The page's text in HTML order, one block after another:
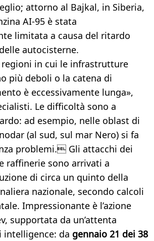
attorno al Bajkal, in Siberia,
AI-95 è stata
limitata a causa del ritardo
autocisterne.
regioni in cui le infrastrutture
più deboli o la catena di
è eccessivamente lunga»,
Le difficoltà sono a
ad esempio, nelle oblast di
(al sud, sul mar Nero) si fa
problemi. Gli attacchi dei
raffinerie sono arrivati a
di circa un quinto della
nazionale, secondo calcoli
Impressionante è l’azione
supportata da un’attenta
intelligence: da gennaio 21 dei 38